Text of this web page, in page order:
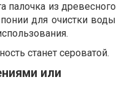
из древесного
для очистки воды
станет сероватой.
или